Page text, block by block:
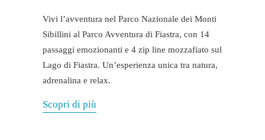
Vivi l’avventura nel Parco Nazionale dei Monti
Sibillini al Parco Avventura di Fiastra, con 14
passaggi emozionanti e 4 zip line mozzafiato sul
Lago di Fiastra. Un’esperienza unica tra natura,
adrenalina e relax.
Scopri di più